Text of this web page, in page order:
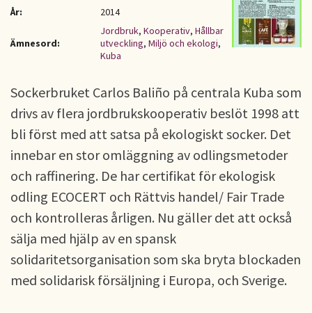
År:
2014
Ämnesord:
Jordbruk, Kooperativ, Hållbar
utveckling, Miljö och ekologi,
Kuba
Sockerbruket Carlos Baliño på centrala Kuba som
drivs av flera jordbrukskooperativ beslöt 1998 att
bli först med att satsa på ekologiskt socker. Det
innebar en stor omläggning av odlingsmetoder
och raffinering. De har certifikat för ekologisk
odling ECOCERT och Rättvis handel/ Fair Trade
och kontrolleras årligen. Nu gäller det att också
sälja med hjälp av en spansk
solidaritetsorganisation som ska bryta blockaden
med solidarisk försäljning i Europa, och Sverige.